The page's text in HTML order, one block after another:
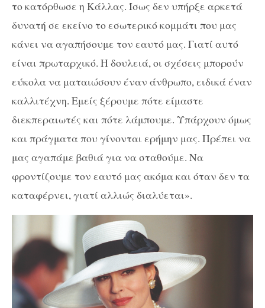
το κατόρθωσε η Κάλλας. Ίσως δεν υπήρξε αρκετά
δυνατή σε εκείνο το εσωτερικό κομμάτι που μας
κάνει να αγαπήσουμε τον εαυτό μας. Γιατί αυτό
είναι πρωταρχικό. Η δουλειά, οι σχέσεις μπορούν
εύκολα να ματαιώσουν έναν άνθρωπο, ειδικά έναν
καλλιτέχνη. Εμείς ξέρουμε πότε είμαστε
διεκπεραιωτές και πότε λάμπουμε. Υπάρχουν όμως
και πράγματα που γίνονται ερήμην μας. Πρέπει να
μας αγαπάμε βαθιά για να σταθούμε. Να
φροντίζουμε τον εαυτό μας ακόμα και όταν δεν τα
καταφέρνει, γιατί αλλιώς διαλύεται».